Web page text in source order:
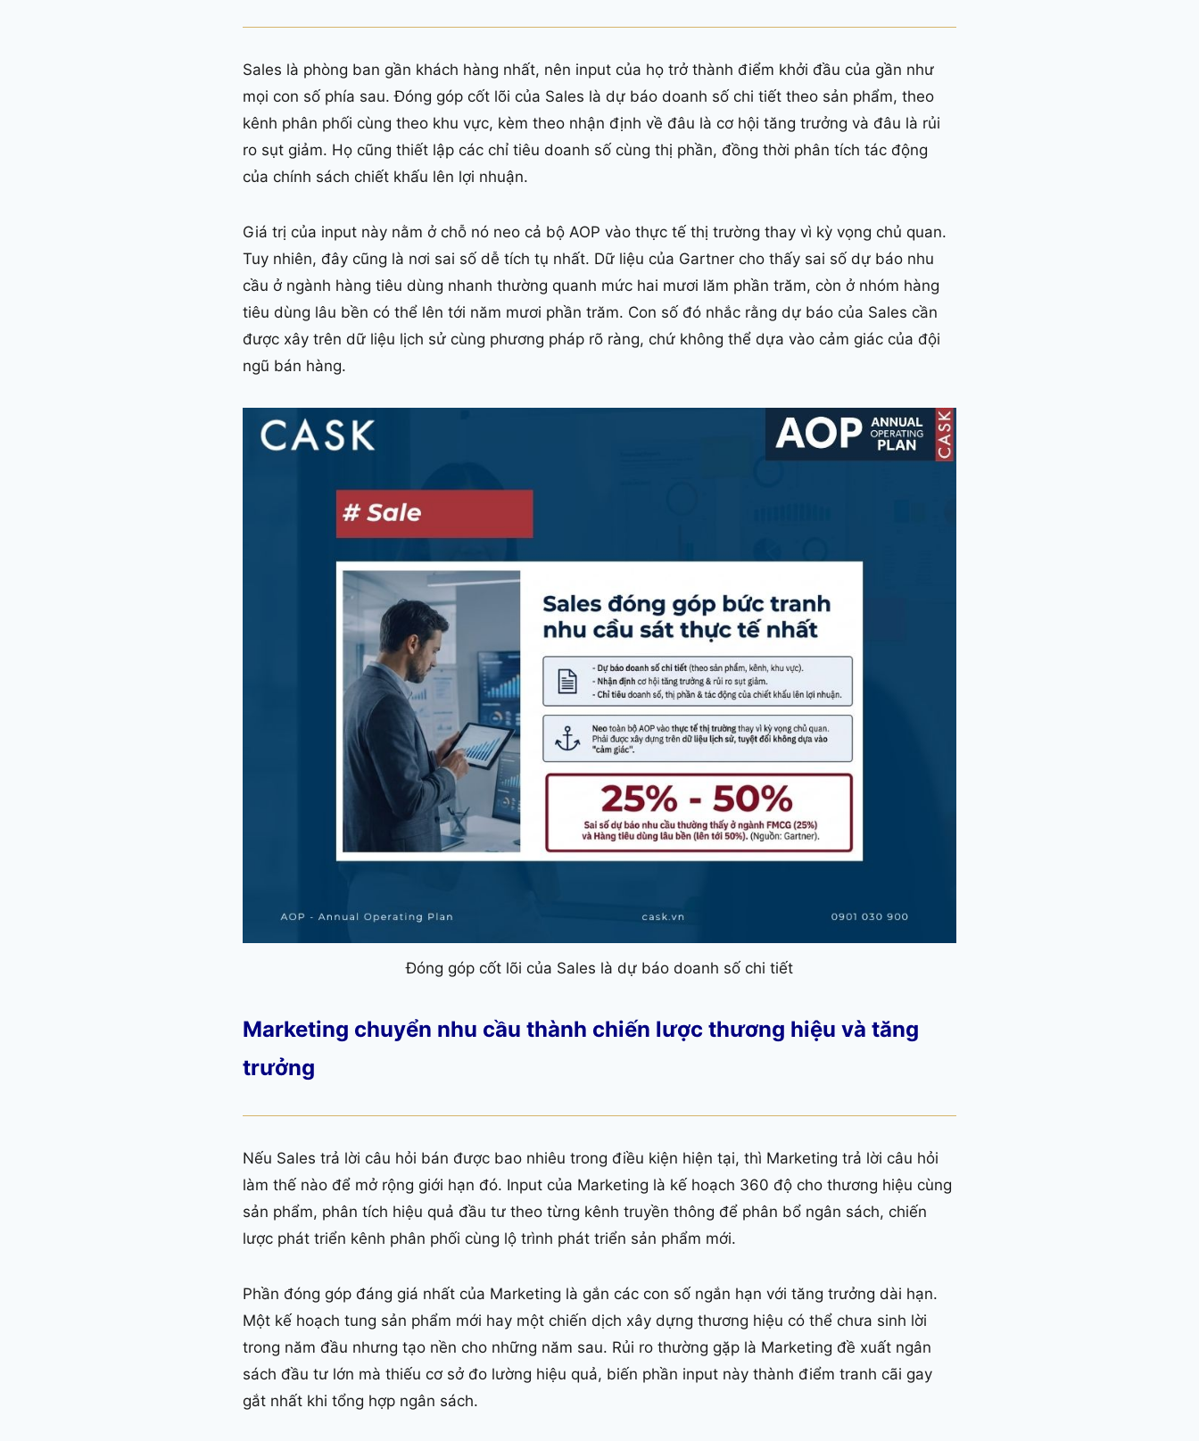
Sales là phòng ban gần khách hàng nhất, nên input của họ trở thành điểm khởi đầu của gần như
mọi con số phía sau. Đóng góp cốt lõi của Sales là dự báo doanh số chi tiết theo sản phẩm, theo
kênh phân phối cùng theo khu vực, kèm theo nhận định về đâu là cơ hội tăng trưởng và đâu là rủi
ro sụt giảm. Họ cũng thiết lập các chỉ tiêu doanh số cùng thị phần, đồng thời phân tích tác động
của chính sách chiết khấu lên lợi nhuận.
Giá trị của input này nằm ở chỗ nó neo cả bộ AOP vào thực tế thị trường thay vì kỳ vọng chủ quan.
Tuy nhiên, đây cũng là nơi sai số dễ tích tụ nhất. Dữ liệu của Gartner cho thấy sai số dự báo nhu
cầu ở ngành hàng tiêu dùng nhanh thường quanh mức hai mươi lăm phần trăm, còn ở nhóm hàng
tiêu dùng lâu bền có thể lên tới năm mươi phần trăm. Con số đó nhắc rằng dự báo của Sales cần
được xây trên dữ liệu lịch sử cùng phương pháp rõ ràng, chứ không thể dựa vào cảm giác của đội
ngũ bán hàng.
Đóng góp cốt lõi của Sales là dự báo doanh số chi tiết
Marketing chuyển nhu cầu thành chiến lược thương hiệu và tăng
trưởng
Nếu Sales trả lời câu hỏi bán được bao nhiêu trong điều kiện hiện tại, thì Marketing trả lời câu hỏi
làm thế nào để mở rộng giới hạn đó. Input của Marketing là kế hoạch 360 độ cho thương hiệu cùng
sản phẩm, phân tích hiệu quả đầu tư theo từng kênh truyền thông để phân bổ ngân sách, chiến
lược phát triển kênh phân phối cùng lộ trình phát triển sản phẩm mới.
Phần đóng góp đáng giá nhất của Marketing là gắn các con số ngắn hạn với tăng trưởng dài hạn.
Một kế hoạch tung sản phẩm mới hay một chiến dịch xây dựng thương hiệu có thể chưa sinh lời
trong năm đầu nhưng tạo nền cho những năm sau. Rủi ro thường gặp là Marketing đề xuất ngân
sách đầu tư lớn mà thiếu cơ sở đo lường hiệu quả, biến phần input này thành điểm tranh cãi gay
gắt nhất khi tổng hợp ngân sách.